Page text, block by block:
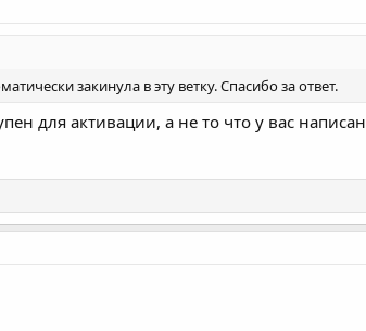
Подскажите, почему перестало работать?
закинула в эту ветку. Спасибо за ответ.
для активации, а не то что у вас